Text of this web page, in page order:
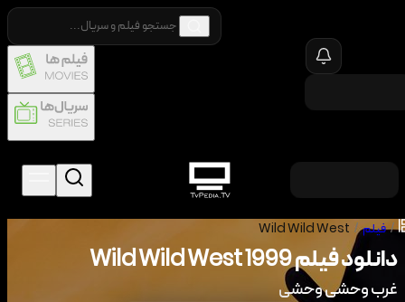
/فیلم/
Wild Wild West
دانلود فیلم1999
Wild Wild West
غرب وحشی وحشی